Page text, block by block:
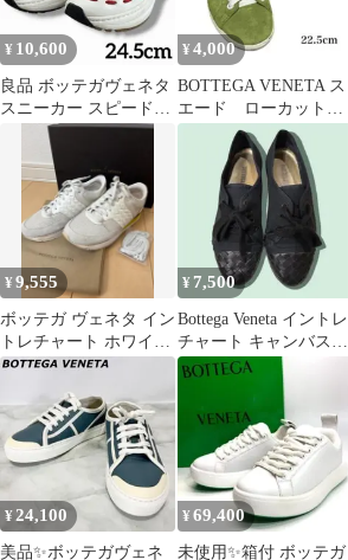
¥ 10,600
良品 ボッテガヴェネタ
スニーカー スピードス
ター レザー 白 23.5cm
¥ 4,000
BOTTEGA VENETA ス
エード ローカット
スニーカー レディー
¥9,555
ボッテガ ヴェネタ イン
トレチャート ホワイト
レディース レザー スニ
¥ 7,500
Bottega Veneta イントレ
チャート キャンバス
スニーカー ブラック
¥ 24,100
美品✨ボッテガヴェネ
¥ 69,400
未使用✨箱付 ボッテガ